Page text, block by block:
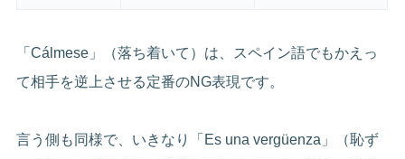
「Cálmese」（落ち着いて）は、スペイン語でもかえっ
て相手を逆上させる定番のNG表現です。
言う側も同様で、いきなり「Es una vergüenza」（恥ず